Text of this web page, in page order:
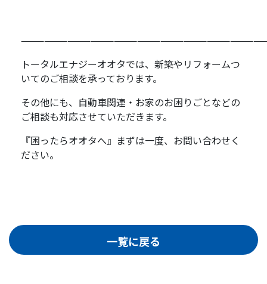
トータルエナジーオオタでは、新築やリフォームつ
いてのご相談を承っております。
その他にも、自動車関連・お家のお困りごとなどの
ご相談も対応させていただきます。
『困ったらオオタへ』まずは一度、お問い合わせく
ださい。
一覧に戻る